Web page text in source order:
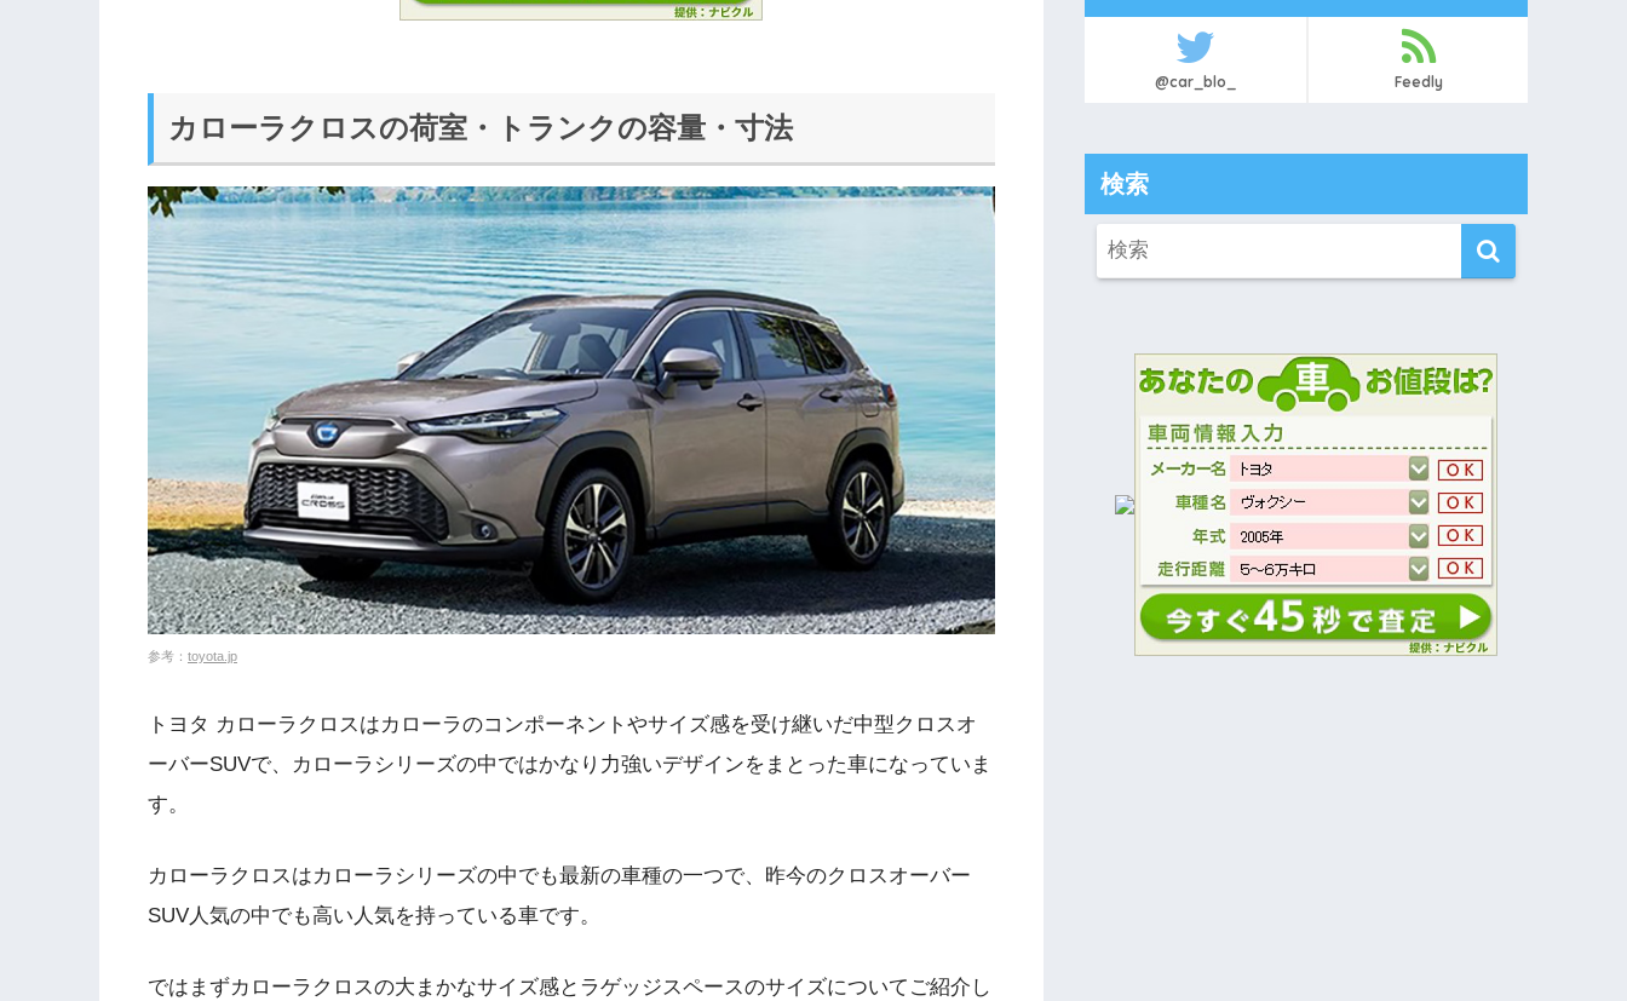
カローラクロスの荷室・トランクの容量・寸法
参考： toyota.jp
トヨタ カローラクロスはカローラのコンポーネントやサイズ感を受け継いだ中型クロスオ
ーバーSUVで、カローラシリーズの中ではかなり力強いデザインをまとった車になっていま
す。
カローラクロスはカローラシリーズの中でも最新の車種の一つで、昨今のクロスオーバー
SUV人気の中でも高い人気を持っている車です。
ではまずカローラクロスの大まかなサイズ感とラゲッジスペースのサイズについてご紹介し
@car_blo_ Feedly
検索